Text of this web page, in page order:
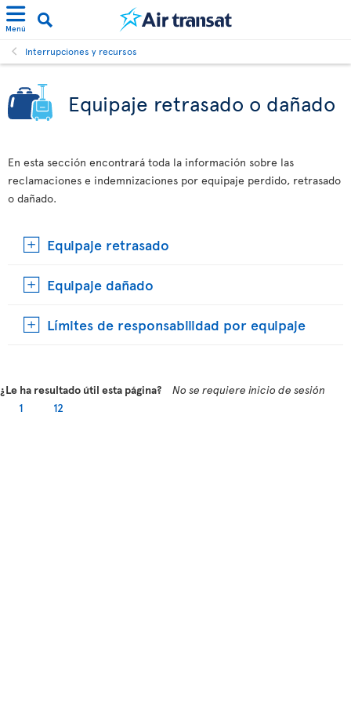
Menú
Interrupciones y recursos
Equipaje retrasado o dañado
En esta sección encontrará toda la información sobre las
reclamaciones e indemnizaciones por equipaje perdido, retrasado
o dañado.
Equipaje retrasado
Equipaje dañado
Límites de responsabilidad por equipaje
¿Le ha resultado útil esta página?
No se requiere inicio de sesión
1
12